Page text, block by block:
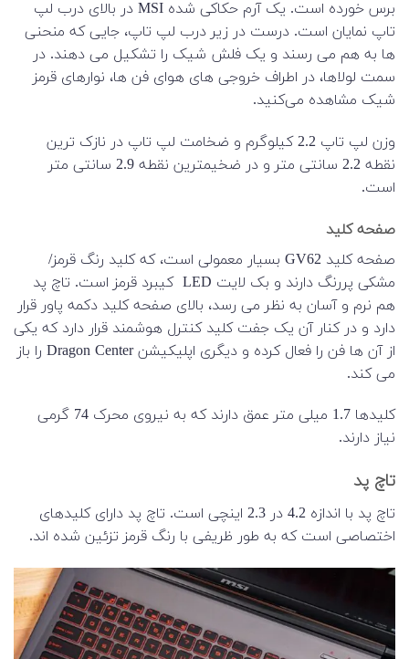
برس خورده است. یک آرم حکاکی شده MSI در بالای درب لپ
تاپ نمایان است. درست در زیر درب لپ تاپ، جایی که منحنی
ها به هم می رسند و یک فلش شیک را تشکیل می دهند. در
سمت لولاها، در اطراف خروجی های هوای فن ها، نوارهای قرمز
شیک مشاهده می‌کنید.
وزن لپ تاپ 2.2 کیلوگرم و ضخامت لپ تاپ در نازک ترین
نقطه 2.2 سانتی متر و در ضخیمترین نقطه 2.9 سانتی متر
است.
صفحه کلید
صفحه کلید GV62 بسیار معمولی است، که کلید رنگ قرمز/
مشکی پررنگ دارند و بک لایت LED کیبرد قرمز است. تاچ پد
هم نرم و آسان به نظر می رسد، بالای صفحه کلید دکمه پاور قرار
دارد و در کنار آن یک جفت کلید کنترل هوشمند قرار دارد که یکی
از آن ها فن را فعال کرده و دیگری اپلیکیشن Dragon Center را باز
می کند.
کلیدها 1.7 میلی متر عمق دارند که به نیروی محرک 74 گرمی
نیاز دارند.
تاچ پد
تاچ پد با اندازه 4.2 در 2.3 اینچی است. تاچ پد دارای کلیدهای
اختصاصی است که به طور ظریفی با رنگ قرمز تزئین شده اند.